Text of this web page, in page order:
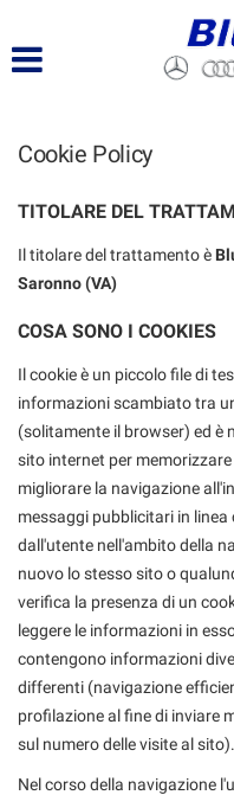
Cookie Policy
TITOLARE DEL
Il titolare del trattamento è
Saronno (VA)
COSA SONO I COOKIES
Il cookie è un piccolo file di
informazioni scambiato tra
(solitamente il browser) ed è
sito internet per
migliorare la navigazione
messaggi pubblicitari in
dall'utente nell'ambito della
nuovo lo stesso sito o
verifica la presenza di un
leggere le informazioni in
contengono informazioni
differenti (navigazione
profilazione al fine di inviare
sul numero delle visite al sito).
Nel corso della navigazione